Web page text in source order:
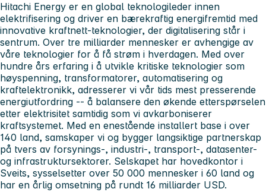
Hitachi Energy er en global teknologileder innen
elektrifisering og driver en bærekraftig energifremtid med
innovative kraftnett-teknologier, der digitalisering står i
sentrum. Over tre milliarder mennesker er avhengige av
våre teknologier for å få strøm i hverdagen. Med over
hundre års erfaring i å utvikle kritiske teknologier som
høyspenning, transformatorer, automatisering og
kraftelektronikk, adresserer vi vår tids mest presserende
energiutfordring -- å balansere den økende etterspørselen
etter elektrisitet samtidig som vi avkarboniserer
kraftsystemet. Med en enestående installert base i over
140 land, samskaper vi og bygger langsiktige partnerskap
på tvers av forsynings-, industri-, transport-, datasenter-
og infrastruktursektorer. Selskapet har hovedkontor i
Sveits, sysselsetter over 50 000 mennesker i 60 land og
har en årlig omsetning på rundt 16 milliarder USD.